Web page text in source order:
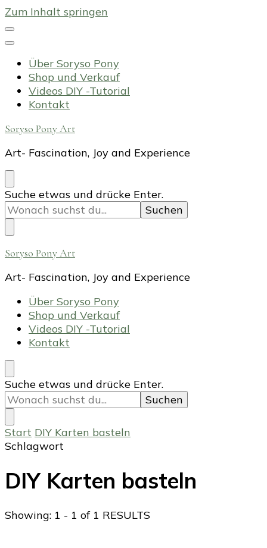
Zum Inhalt springen
Über Soryso Pony
Shop und Verkauf
Videos DIY -Tutorial
Kontakt
Soryso Pony Art
Art- Fascination, Joy and Experience
Suchst
du
nach
etwas?
Suche etwas und drücke Enter.
Soryso Pony Art
Art- Fascination, Joy and Experience
Über Soryso Pony
Shop und Verkauf
Videos DIY -Tutorial
Kontakt
Suchst
du
nach
etwas?
Suche etwas und drücke Enter.
Start DIY Karten basteln
Schlagwort
DIY Karten basteln
Showing: 1 - 1 of 1 RESULTS